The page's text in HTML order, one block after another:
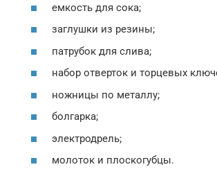
емкость для сока;
заглушки из резины;
патрубок для слива;
набор отверток и торцевых
ножницы по металлу;
болгарка;
электродрель;
молоток и плоскогубцы.